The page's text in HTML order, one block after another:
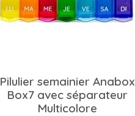
Pilulier semainier Anabox
Box7 avec séparateur
Multicolore